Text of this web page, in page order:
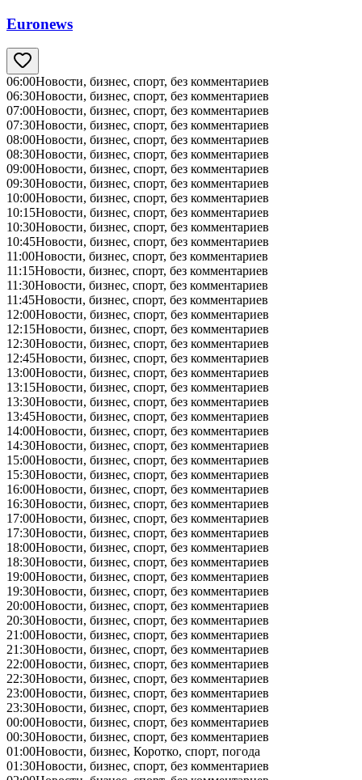
Euronews
06:00Новости, бизнес, спорт, без комментариев
06:30Новости, бизнес, спорт, без комментариев
07:00Новости, бизнес, спорт, без комментариев
07:30Новости, бизнес, спорт, без комментариев
08:00Новости, бизнес, спорт, без комментариев
08:30Новости, бизнес, спорт, без комментариев
09:00Новости, бизнес, спорт, без комментариев
09:30Новости, бизнес, спорт, без комментариев
10:00Новости, бизнес, спорт, без комментариев
10:15Новости, бизнес, спорт, без комментариев
10:30Новости, бизнес, спорт, без комментариев
10:45Новости, бизнес, спорт, без комментариев
11:00Новости, бизнес, спорт, без комментариев
11:15Новости, бизнес, спорт, без комментариев
11:30Новости, бизнес, спорт, без комментариев
11:45Новости, бизнес, спорт, без комментариев
12:00Новости, бизнес, спорт, без комментариев
12:15Новости, бизнес, спорт, без комментариев
12:30Новости, бизнес, спорт, без комментариев
12:45Новости, бизнес, спорт, без комментариев
13:00Новости, бизнес, спорт, без комментариев
13:15Новости, бизнес, спорт, без комментариев
13:30Новости, бизнес, спорт, без комментариев
13:45Новости, бизнес, спорт, без комментариев
14:00Новости, бизнес, спорт, без комментариев
14:30Новости, бизнес, спорт, без комментариев
15:00Новости, бизнес, спорт, без комментариев
15:30Новости, бизнес, спорт, без комментариев
16:00Новости, бизнес, спорт, без комментариев
16:30Новости, бизнес, спорт, без комментариев
17:00Новости, бизнес, спорт, без комментариев
17:30Новости, бизнес, спорт, без комментариев
18:00Новости, бизнес, спорт, без комментариев
18:30Новости, бизнес, спорт, без комментариев
19:00Новости, бизнес, спорт, без комментариев
19:30Новости, бизнес, спорт, без комментариев
20:00Новости, бизнес, спорт, без комментариев
20:30Новости, бизнес, спорт, без комментариев
21:00Новости, бизнес, спорт, без комментариев
21:30Новости, бизнес, спорт, без комментариев
22:00Новости, бизнес, спорт, без комментариев
22:30Новости, бизнес, спорт, без комментариев
23:00Новости, бизнес, спорт, без комментариев
23:30Новости, бизнес, спорт, без комментариев
00:00Новости, бизнес, спорт, без комментариев
00:30Новости, бизнес, спорт, без комментариев
01:00Новости, бизнес, Коротко, спорт, погода
01:30Новости, бизнес, спорт, без комментариев